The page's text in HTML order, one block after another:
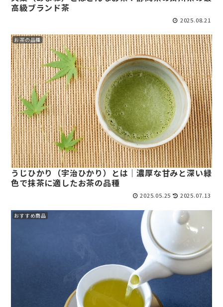
高級ブランド茶
2025.08.21
お茶の品種
うじひかり（宇治ひかり）とは｜濃厚な甘みと深い緑
色で抹茶に適したお茶の品種
2025.05.25 2025.07.13
おすすめ商品